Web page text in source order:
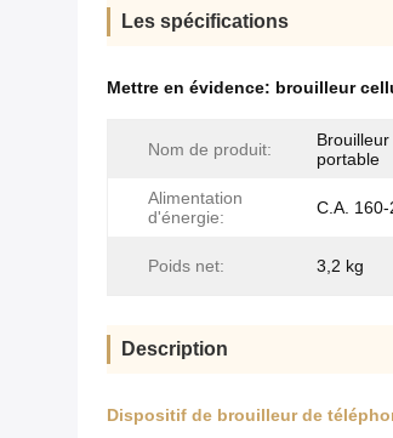
Les spécifications
Mettre en évidence: brouilleur
Nom de produit:
portable
Alimentation
d'énergie:
C.A. 160-
Poids net: 3,2 kg
Description
Dispositif de brouilleur de